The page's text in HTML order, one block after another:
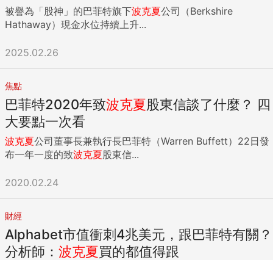
被譽為「股神」的巴菲特旗下波克夏公司（Berkshire
Hathaway）現金水位持續上升...
2025.02.26
焦點
巴菲特2020年致波克夏股東信談了什麼？ 四
大要點一次看
波克夏公司董事長兼執行長巴菲特（Warren Buffett）22日發
布一年一度的致波克夏股東信...
2020.02.24
財經
Alphabet市值衝刺4兆美元，跟巴菲特有關？
分析師： 波克夏買的都值得跟